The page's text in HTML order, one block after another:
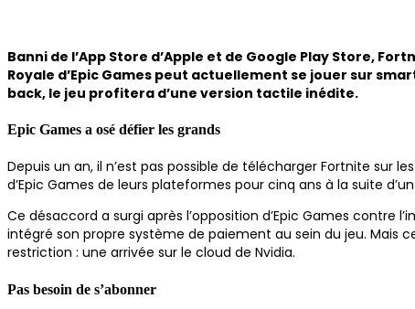
Banni de l’App Store d’Apple et de Google Play Store,
Royale d’Epic Games peut actuellement se jouer sur
back, le jeu profitera d’une version tactile inédite.
Epic Games a osé défier les grands
Depuis un an, il n’est pas possible de télécharger Fortnite sur
d’Epic Games de leurs plateformes pour cinq ans à la suite
Ce désaccord a surgi après l’opposition d’Epic Games contre
intégré son propre système de paiement au sein du jeu. Mais
restriction : une arrivée sur le cloud de Nvidia.
Pas besoin de s’abonner